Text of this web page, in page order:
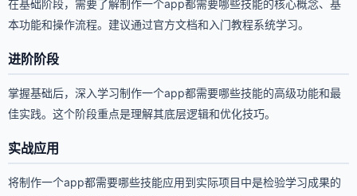
在基础阶段，需要了解制作一个app都需要哪些技能的核心概念、基
本功能和操作流程。建议通过官方文档和入门教程系统学习。
进阶阶段
掌握基础后，深入学习制作一个app都需要哪些技能的高级功能和最
佳实践。这个阶段重点是理解其底层逻辑和优化技巧。
实战应用
将制作一个app都需要哪些技能应用到实际项目中是检验学习成果的